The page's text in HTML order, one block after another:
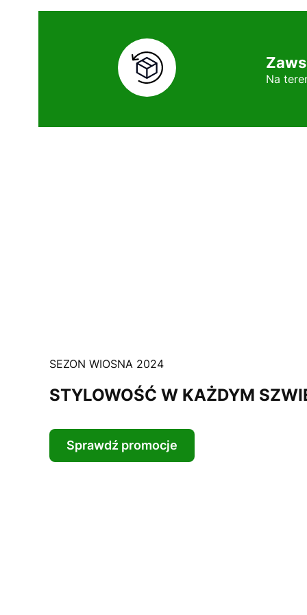
Na
SEZON WIOSNA 2024
STYLOWOŚĆ W KAŻDYM
Sprawdź promocje